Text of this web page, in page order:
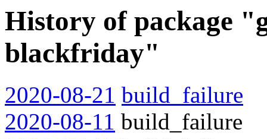
History of package
blackfriday"
2020-08-21 build_failure
2020-08-11 build_failure